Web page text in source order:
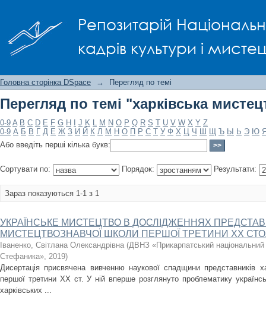
Репозитарій
кадрів культури і
Головна сторінка DSpace → Перегляд по темі
Перегляд по темі "харківська
0-9 A B C D E F G H J K L M N O P Q R S T U V W X Y Z
0-9 А Б В Г Д Е Ж З И Й К Л М Н О П Р С Т У Ф Х Ц Ч Ш Щ Ъ Ы Ь Э Ю
Або введіть перші кілька букв:
Сортувати по: Порядок: Результати:
Зараз показуються 1-1 з 1
УКРАЇНСЬКЕ МИСТЕЦТВО В ДОСЛІДЖЕННЯХ
МИСТЕЦТВОЗНАВЧОЇ ШКОЛИ ПЕРШОЇ ТРЕТИНИ XX
Іваненко, Світлана Олександрівна (ДВНЗ «Прикарпатський національний
Стефаника», 2019)
Дисертація присвячена вивченню наукової спадщини представників
першої третини XX ст. У ній вперше розглянуто проблематику
харківських ...